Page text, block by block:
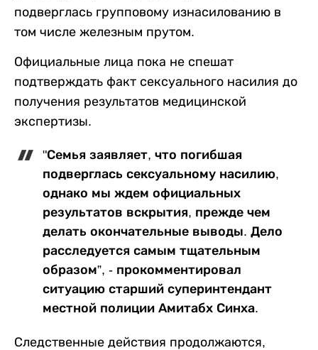
подверглась групповому изнасилованию в
том числе железным прутом.
Официальные лица пока не спешат
подтверждать факт сексуального насилия до
получения результатов медицинской
экспертизы.
"Семья заявляет, что погибшая
подверглась сексуальному насилию,
однако мы ждем официальных
результатов вскрытия, прежде чем
делать окончательные выводы. Дело
расследуется самым тщательным
образом”, - прокомментировал
ситуацию старший суперинтендант
местной полиции Амитабх Синха.
Следственные действия продолжаются,